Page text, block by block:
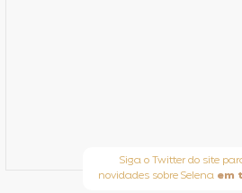
Siga o Twitter do site
novidades sobre Selena em